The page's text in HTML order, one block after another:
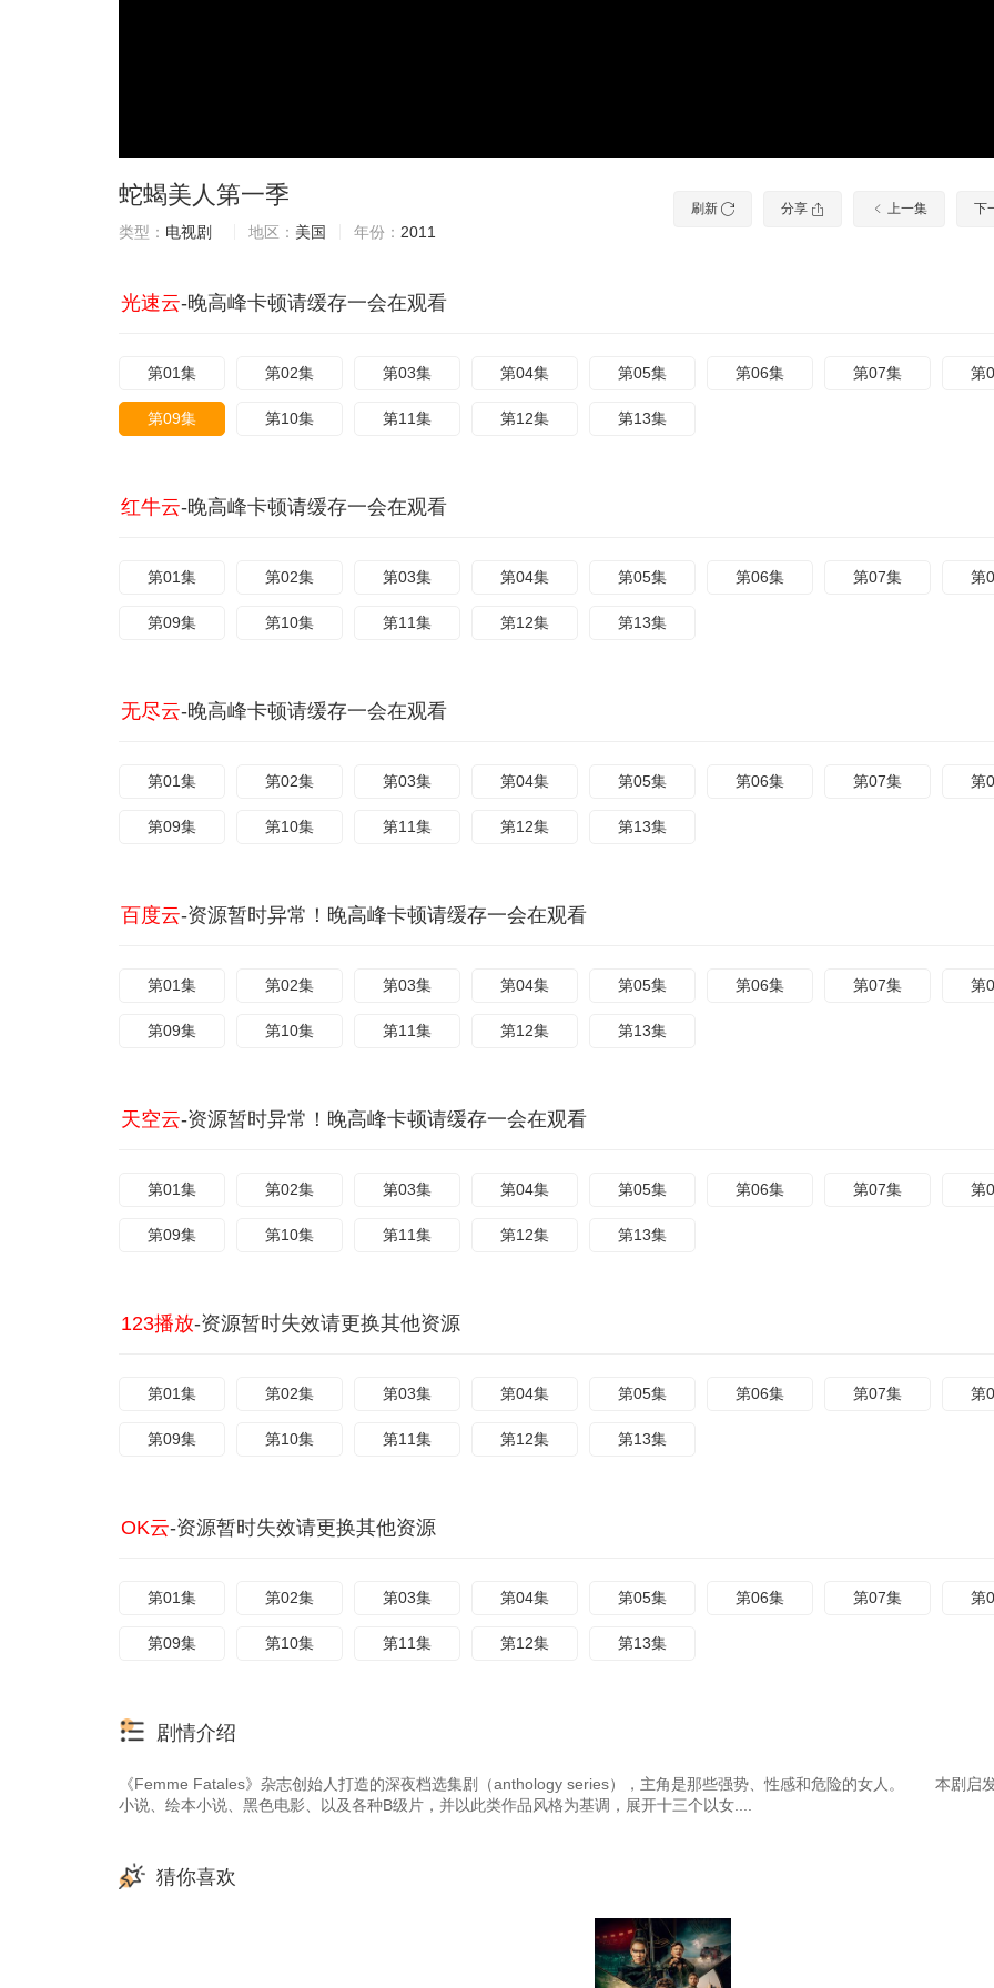
刷新 分享 上一集 下
蛇蝎美人第一季
类型： 电视剧 地区： 美国 年份： 2011
光速云-晚高峰卡顿请缓存一会在观看
第01集 第02集 第03集 第04集 第05集 第06集 第07集 第
第09集 第10集 第11集 第12集 第13集
红牛云-晚高峰卡顿请缓存一会在观看
第01集 第02集 第03集 第04集 第05集 第06集 第07集 第
第09集 第10集 第11集 第12集 第13集
无尽云-晚高峰卡顿请缓存一会在观看
第01集 第02集 第03集 第04集 第05集 第06集 第07集 第
第09集 第10集 第11集 第12集 第13集
百度云-资源暂时异常！晚高峰卡顿请缓存一会在观看
第01集 第02集 第03集 第04集 第05集 第06集 第07集 第
第09集 第10集 第11集 第12集 第13集
天空云-资源暂时异常！晚高峰卡顿请缓存一会在观看
第01集 第02集 第03集 第04集 第05集 第06集 第07集 第
第09集 第10集 第11集 第12集 第13集
123播放-资源暂时失效请更换其他资源
第01集 第02集 第03集 第04集 第05集 第06集 第07集 第
第09集 第10集 第11集 第12集 第13集
OK云-资源暂时失效请更换其他资源
第01集 第02集 第03集 第04集 第05集 第06集 第07集 第
第09集 第10集 第11集 第12集 第13集
剧情介绍
《Femme Fatales》杂志创始人打造的深夜档选集剧（anthology series），主角是那些强势、性感和危险的女人。 本剧启
小说、绘本小说、黑色电影、以及各种B级片，并以此类作品风格为基调，展开十三个以女....
猜你喜欢